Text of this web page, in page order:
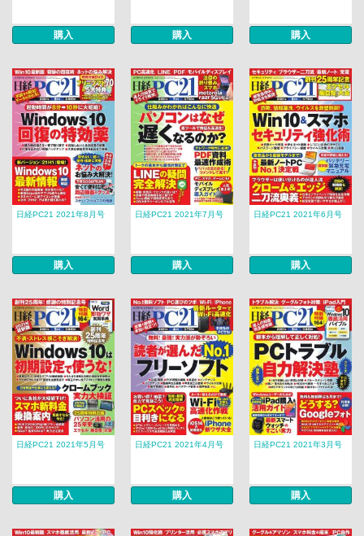
購入 購入 購入
日経PC21 2021年8月号
購入
日経PC21 2021年7月号
購入
日経PC21 2021年6月号
購入
日経PC21 2021年5月号
購入
日経PC21 2021年4月号
購入
日経PC21 2021年3月号
購入